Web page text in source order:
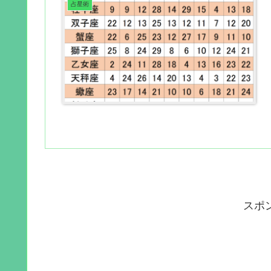
占星術
スポ